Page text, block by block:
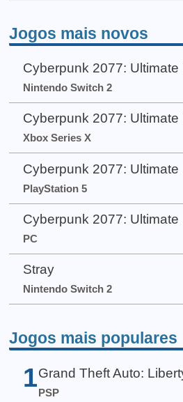
Jogos mais novos
Cyberpunk 2077: Ultimate
Nintendo Switch 2
Cyberpunk 2077: Ultimate
Xbox Series X
Cyberpunk 2077: Ultimate
PlayStation 5
Cyberpunk 2077: Ultimate
PC
Stray
Nintendo Switch 2
Jogos mais populares
1 Grand Theft Auto:
PSP